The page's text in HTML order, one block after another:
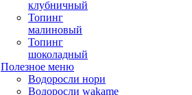
клубничный
Топинг
малиновый
Топинг
шоколадный
Полезное меню
Водоросли нори
Водоросли wakame